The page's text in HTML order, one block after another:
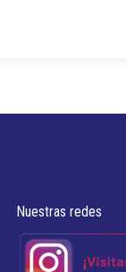
Nuestras redes